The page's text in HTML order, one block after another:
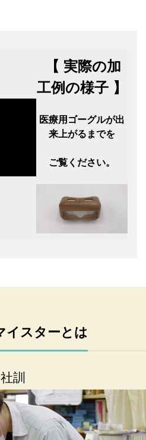
【 実際の加
工例の様子 】
医療用ゴーグルが出
来上がるまでを
ご覧ください。
イスターとは
社訓